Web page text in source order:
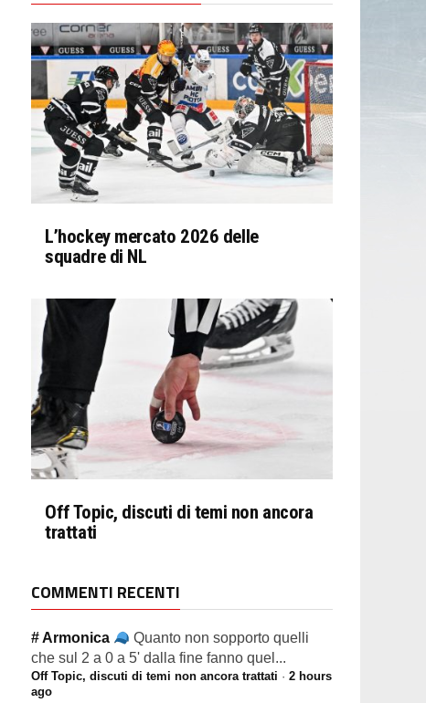
L’hockey mercato 2026 delle
squadre di NL
Off Topic, discuti di temi non ancora
trattati
COMMENTI RECENTI
# Armonica
Quanto non sopporto quelli
che sul 2 a 0 a 5' dalla fine fanno quel...
Off Topic, discuti di temi non ancora trattati · 2 hours
ago